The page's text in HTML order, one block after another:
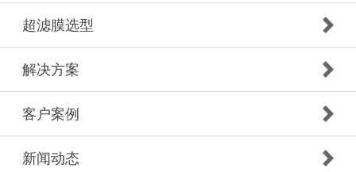
超滤膜选型
解决方案
客户案例
新闻动态